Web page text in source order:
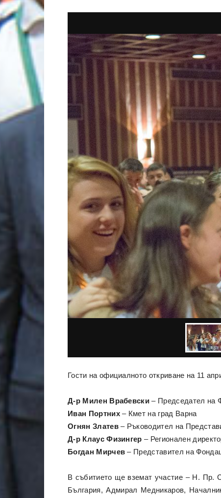
Гости на официалното откриване на 11
Д-р Милен Врабевски – Председател на
Иван Портних– Кмет на град Варна
Огнян Златев– Ръководител на
Д-р Клаус Физингер – Регионален
Богдан Мирчев – Представител на
В събитието ще вземат участие – Н. Пр.
България, Адмирал Медникаров,